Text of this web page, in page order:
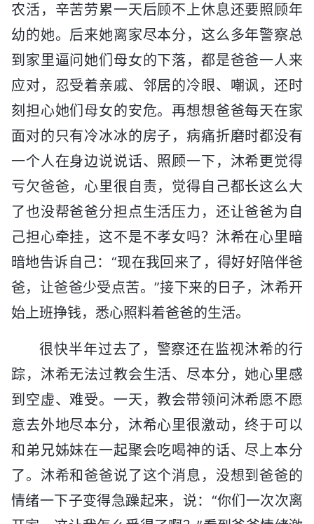
农活，辛苦劳累一天后顾不上休息还要照顾年
幼的她。后来她离家尽本分，这么多年警察总
到家里逼问她们母女的下落，都是爸爸一人来
应对，忍受着亲戚、邻居的冷眼、嘲讽，还时
刻担心她们母女的安危。再想想爸爸每天在家
面对的只有冷冰冰的房子，病痛折磨时都没有
一个人在身边说说话、照顾一下，沐希更觉得
亏欠爸爸，心里很自责，觉得自己都长这么大
了也没帮爸爸分担点生活压力，还让爸爸为自
己担心牵挂，这不是不孝女吗？沐希在心里暗
暗地告诉自己：“现在我回来了，得好好陪伴爸
爸，让爸爸少受点苦。”接下来的日子，沐希开
始上班挣钱，悉心照料着爸爸的生活。
很快半年过去了，警察还在监视沐希的行
踪，沐希无法过教会生活、尽本分，她心里感
到空虚、难受。一天，教会带领问沐希愿不愿
意去外地尽本分，沐希心里很激动，终于可以
和弟兄姊妹在一起聚会吃喝神的话、尽上本分
了。沐希和爸爸说了这个消息，没想到爸爸的
情绪一下子变得急躁起来，说：“你们一次次离